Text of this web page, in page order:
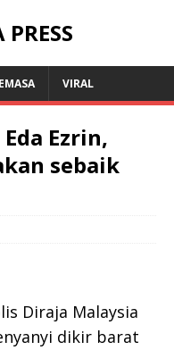
VIRAL
Ezrin,
sebaik
Diraja Malaysia
dikir barat